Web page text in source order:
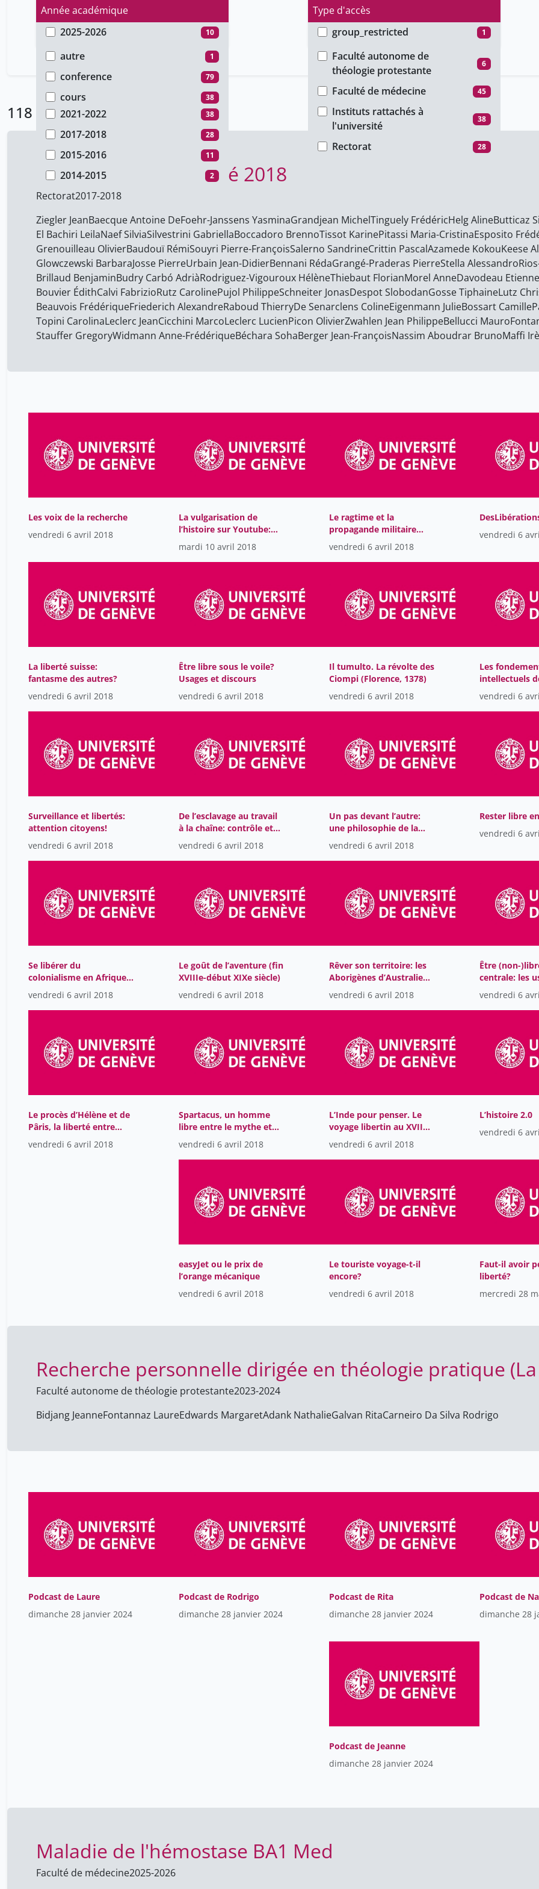
Année académique
2025-2026
10
2024-2025 11
2023-2024 13
2022-2023 5
2021-2022 38
2017-2018 28
2015-2016 11
2014-2015 2
Type d'accès
group_restricted
1
ho_restricted
password_restricted 6
public 80
Type de document
autre
1
conference 79
cours 38
Faculté
Faculté autonome de
théologie protestante
6
Faculté de médecine 45
Instituts rattachés à
l'université
38
Rectorat 28
118 Résultats
Festival Histoire et Cité 2018
Rectorat2017-2018
Ziegler JeanBaecque Antoine DeFoehr-Janssens YasminaGrandjean MichelTinguely FrédéricHelg AlineButticaz
El Bachiri LeilaNaef SilviaSilvestrini GabriellaBoccadoro BrennoTissot KarinePitassi Maria-CristinaEsposito
Grenouilleau OlivierBaudouï RémiSouyri Pierre-FrançoisSalerno SandrineCrittin PascalAzamede KokouKeese
Glowczewski BarbaraJosse PierreUrbain Jean-DidierBennani RédaGrangé-Praderas PierreStella Alessandro
Brillaud BenjaminBudry Carbó AdriàRodriguez-Vigouroux HélèneThiebaut FlorianMorel AnneDavodeau Etienne
Bouvier ÉdithCalvi FabrizioRutz CarolinePujol PhilippeSchneiter JonasDespot SlobodanGosse TiphaineLutz
Beauvois FrédériqueFriederich AlexandreRaboud ThierryDe Senarclens ColineEigenmann JulieBossart Camille
Topini CarolinaLeclerc JeanCicchini MarcoLeclerc LucienPicon OlivierZwahlen Jean PhilippeBellucci Mauro
Stauffer GregoryWidmann Anne-FrédériqueBéchara SohaBerger Jean-FrançoisNassim Aboudrar BrunoMaffi
Les voix de la recherche
vendredi 6 avril 2018
La vulgarisation de
l’histoire sur Youtube:
alliée ou ennemie des
historien-ne-s? Le cas de
la chaîne Nota Bene
mardi 10 avril 2018
Le ragtime et la
propagande militaire
pendant la Première
Guerre mondiale
vendredi 6 avril 2018
vendredi 6
La liberté suisse:
fantasme des autres?
vendredi 6 avril 2018
Être libre sous le voile?
Usages et discours
vendredi 6 avril 2018
Il tumulto. La révolte des
Ciompi (Florence, 1378)
vendredi 6 avril 2018
Les
intellectuels
de
l’Europe
vendredi 6
Surveillance et libertés:
attention citoyens!
vendredi 6 avril 2018
De l’esclavage au travail
à la chaîne: contrôle et
résistances
vendredi 6 avril 2018
Un pas devant l’autre:
une philosophie de la
marche
vendredi 6 avril 2018
Rester libre
vendredi 6
Se libérer du
colonialisme en Afrique
de l’Ouest (1875–1920)
vendredi 6 avril 2018
Le goût de l’aventure (fin
XVIIIe-début XIXe siècle)
vendredi 6 avril 2018
Rêver son territoire: les
Aborigènes d’Australie
aujourd’hui
vendredi 6 avril 2018
Être (non-
centrale: les
politiques de
littérature
vendredi 6
Le procès d’Hélène et de
Pâris, la liberté entre
sentiments et politique
vendredi 6 avril 2018
Spartacus, un homme
libre entre le mythe et
l’histoire
vendredi 6 avril 2018
L’Inde pour penser. Le
voyage libertin au XVIIe
siècle
vendredi 6 avril 2018
L’histoire 2.0
vendredi 6
easyJet ou le prix de
l’orange mécanique
vendredi 6 avril 2018
Le touriste voyage-t-il
encore?
vendredi 6 avril 2018
Faut-il avoir
liberté?
mercredi 28
Recherche personnelle dirigée en théologie pratique
Faculté autonome de théologie protestante2023-2024
Bidjang JeanneFontannaz LaureEdwards MargaretAdank NathalieGalvan RitaCarneiro Da Silva Rodrigo
Podcast de Laure
dimanche 28 janvier 2024
Podcast de Rodrigo
dimanche 28 janvier 2024
Podcast de Rita
dimanche 28 janvier 2024
Podcast de
dimanche 28
Podcast de Jeanne
dimanche 28 janvier 2024
Maladie de l'hémostase BA1 Med
Faculté de médecine2025-2026